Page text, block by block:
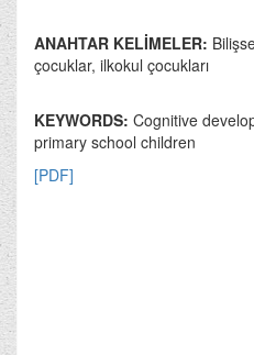
ANAHTAR KELİMELER:
çocuklar, ilkokul çocukları
KEYWORDS: Cognitive
primary school children
[PDF]